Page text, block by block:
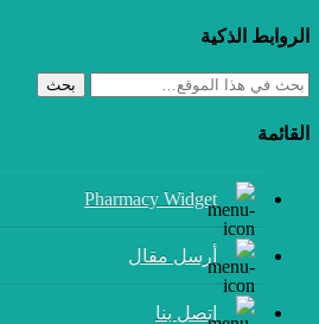
الروابط الذكية
بحث
القائمة
Pharmacy Widget
أرسل مقال
إتصل بنا